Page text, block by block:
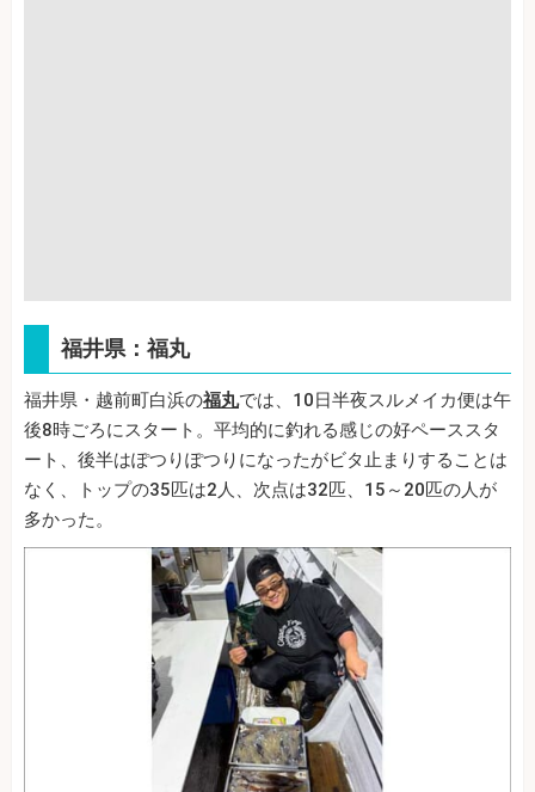
福井県：福丸
福井県・越前町白浜の福丸では、10日半夜スルメイカ便は午
後8時ごろにスタート。平均的に釣れる感じの好ペーススタ
ート、後半はぽつりぽつりになったがビタ止まりすることは
なく、トップの35匹は2人、次点は32匹、15～20匹の人が
多かった。